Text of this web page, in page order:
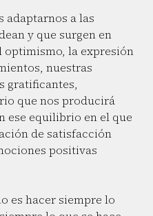
adaptarnos a las
y que surgen en
optimismo, la expresión
nuestras
gratificantes,
que nos producirá
ese equilibrio en el que
de satisfacción
positivas
es hacer siempre lo